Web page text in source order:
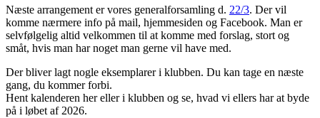
Næste arrangement er vores generalforsamling d. 22/3. Der vil
komme nærmere info på mail, hjemmesiden og Facebook. Man er
selvfølgelig altid velkommen til at komme med forslag, stort og
småt, hvis man har noget man gerne vil have med.
Der bliver lagt nogle eksemplarer i klubben. Du kan tage en næste
gang, du kommer forbi.
Hent kalenderen her eller i klubben og se, hvad vi ellers har at byde
på i løbet af 2026.